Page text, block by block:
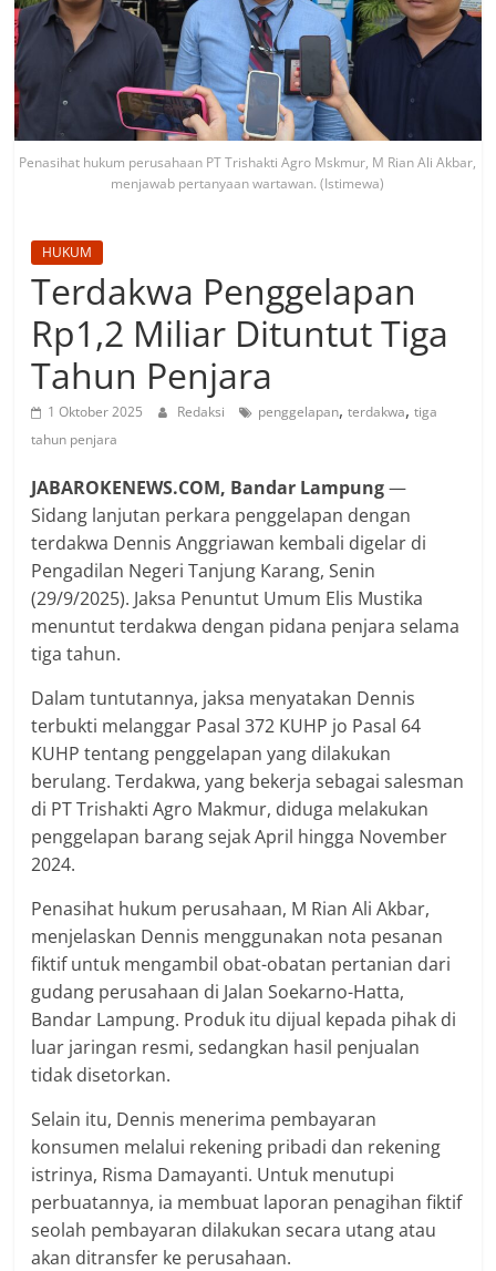
Penasihat hukum perusahaan PT Trishakti Agro Mskmur, M Rian Ali Akbar,
menjawab pertanyaan wartawan. (Istimewa)
HUKUM
Terdakwa Penggelapan
Rp1,2 Miliar Dituntut Tiga
Tahun Penjara
1 Oktober 2025 Redaksi penggelapan,terdakwa,tiga
tahun penjara
JABAROKENEWS.COM, Bandar Lampung—
Sidang lanjutan perkara penggelapan dengan
terdakwa Dennis Anggriawan kembali digelar di
Pengadilan Negeri Tanjung Karang, Senin
(29/9/2025). Jaksa Penuntut Umum Elis Mustika
menuntut terdakwa dengan pidana penjara selama
tiga tahun.
Dalam tuntutannya, jaksa menyatakan Dennis
terbukti melanggar Pasal 372 KUHP jo Pasal 64
KUHP tentang penggelapan yang dilakukan
berulang. Terdakwa, yang bekerja sebagai salesman
di PT Trishakti Agro Makmur, diduga melakukan
penggelapan barang sejak April hingga November
2024.
Penasihat hukum perusahaan, M Rian Ali Akbar,
menjelaskan Dennis menggunakan nota pesanan
fiktif untuk mengambil obat-obatan pertanian dari
gudang perusahaan di Jalan Soekarno-Hatta,
Bandar Lampung. Produk itu dijual kepada pihak di
luar jaringan resmi, sedangkan hasil penjualan
tidak disetorkan.
Selain itu, Dennis menerima pembayaran
konsumen melalui rekening pribadi dan rekening
istrinya, Risma Damayanti. Untuk menutupi
perbuatannya, ia membuat laporan penagihan fiktif
seolah pembayaran dilakukan secara utang atau
akan ditransfer ke perusahaan.